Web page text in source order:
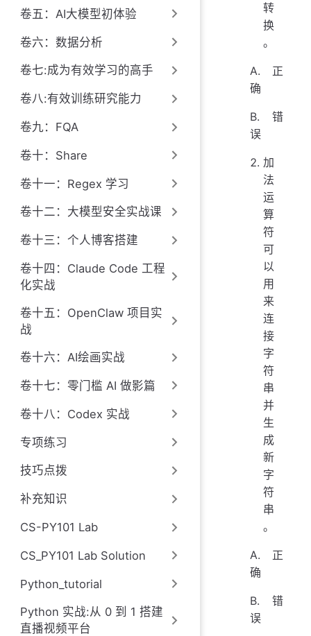
卷五：AI大模型初体验
卷六：数据分析
卷七:成为有效学习的高手
卷八:有效训练研究能力
卷九：FQA
卷十：Share
卷十一：Regex 学习
卷十二：大模型安全实战课
卷十三：个人博客搭建
卷十四：Claude Code 工程
化实战
卷十五：OpenClaw 项目实
战
卷十六：AI绘画实战
卷十七：零门槛 AI 做影篇
卷十八：Codex 实战
专项练习
技巧点拨
补充知识
CS-PY101 Lab
CS_PY101 Lab Solution
Python_tutorial
Python 实战:从 0 到 1 搭建
直播视频平台
转
换
。
A. 正
确
B. 错
误
加
法
运
算
符
可
以
用
来
连
接
字
符
串
并
生
成
新
字
符
串
。
A. 正
确
B. 错
误